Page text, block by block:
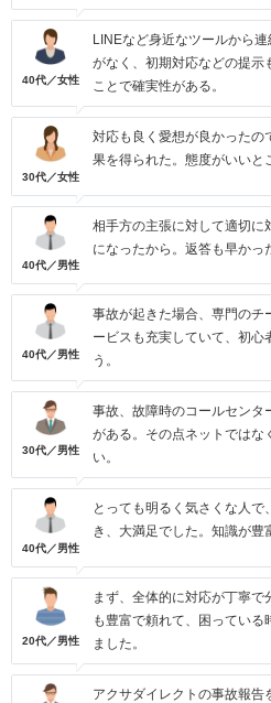
40代／女性
LINEなど身近なツールから
がなく、初期対応などの提示
ことで確実性がある。
30代／女性
対応も良く愛想が良かったの
果を得られた。態度がいいと
40代／男性
相手方の主張に対して適切に
になったから。返答も早かっ
40代／男性
事故が起きた場合、専門のチ
ービスも充実していて、初心
う。
30代／男性
事故、故障時のコールセンタ
がある。その点ネットではな
い。
40代／男性
とっても明るく気さくな人
き、大満足でした。知識が豊
20代／男性
まず、全体的に対応が丁寧
も豊富で頼れて、困っている
ました。
アクサダイレクトの事故報告